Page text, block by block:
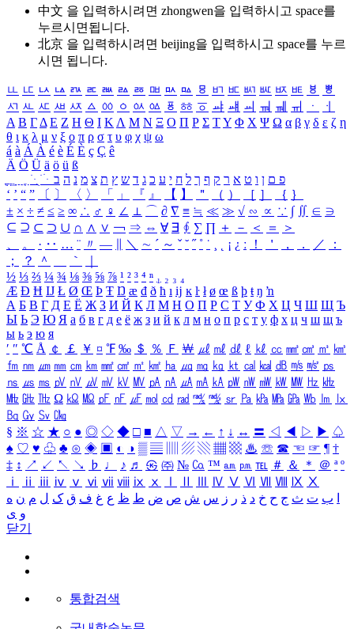
中文 을 입력하시려면 zhongwen을 입력하시고 space를
누르시면됩니다.
北京 을 입력하시려면 beijing을 입력하시고 space를 누르
시면 됩니다.
ㅥ ㅦ ㅧ ㅨ ㅩ ㅪ ㅫ ㅬ ㅭ ㅮ ㅯ ㅰ ㅱ ㅲ ㅳ ㅴ ㅵ ㅶ ㅷ ㅸ
ㅹ
ㅺ ㅻ ㅼ ㅽ ㅾ ㅿ ㆀ ㆁ ㆂ ㆃ ㆄ ㆅ ㆆ ㆇ ㆈ ㆉ ㆊ ㆋ ㆌ ㆍ
ㆎ
Α Β ΓΔ Ε Ζ Η Θ Ι ΚΛ Μ Ν Ξ Ο Π Ρ Σ ΤΥ Φ Χ Ψ Ω α β γ δ ε ζ η
θ ι κ λ μ ν ξ ο π ρ σ τ υ φ χ ψ ω
á à Á À é è É È ç Ç ê
Ä Ö Ü ä ö ü ß
ִֶֹ ֻּ ׁׂ פ ם ן ו ט א ר ק ף ך ל ח י ע כ ג ד ש ץ ת צ מ נ ה ב
‘ ’ “ ” 〔 〕 〈 〉 「 」 『 』 【 】 ＂ （ ） ［ ］ ｛ ｝
± × ÷ ≠ ≤ ≥ ∞ ∴ ♂ ♀ ∠ ⊥ ⌒ ∂ ∇ ≡ ≒ ≪ ≫ √ ∽ ∝ ∵ ∫ ∬ ∈ ∋
⊆ ⊇ ⊂ ⊃ ∪ ∩ ∧ ∨ ￢ ⇒ ⇔ ∀ ∃ ∮ ∑ ∏ ＋ － ＜ ＝
＞
、
。 · ‥ … ¨ 〃 ― ＼ ∼ ´ ～ ˇ ˘ ˝ ˚ ˙ ¸ ¡ ¿ ː ！ ＇ ， ． ／
：
；
？ ＾ ｀
½ ⅓ ⅔ ¼ ¾ ⅛ ⅜ ⅝ ⅞ ¹ ² ³ ⁴ ⁿ ₁ ₂ ₃ ₄
Æ Ð Ħ Ĳ Ł Ø Œ Þ Ŧ Ŋ æ đ ð ħ ı ĳ ĸ ŀ ł ø œ ß þ ŧ ŋ ŉ
А Б В Г Д Е Ё Ж З И Й К Л М Н О П Р С Т У Ф Х Ц Ч Ш Щ Ъ
Ы Ь Э Ю Я а б в г д е ё ж з и й к л м н о п р с т у ф х ц ч ш щ ъ
ы ь э ю я
′ ″ ℃ Å ￠ ￡ ￥ ¤ ℉ ‰ ＄ ％ Ｆ ￦ ㎕ ㎖ ㎗ ℓ ㎘ ㏄ ㎣ ㎤ ㎥ ㎦
㎙ ㎚ ㎛ ㎜ ㎝ ㎞ ㎟ ㎠ ㎡ ㎢ ㏊ ㎍ ㎎ ㎏ ㏏ ㎈ ㎉ ㏈ ㎧ ㎨ ㎰
㎱ ㎲ ㎳ ㎴ ㎵ ㎶ ㎷ ㎸ ㎹ ㎀ ㎁ ㎂ ㎃ ㎄ ㎺ ㎻ ㎽ ㎾ ㎿ ㎐ ㎑
㎒ ㎓ ㎔ Ω ㏀ ㏁ ㎊ ㎋ ㎌ ㏖ ㏅ ㎭ ㎮ ㎯ ㏛ ㎩ ㎪ ㎫ ㎬ ㏝ ㏐
㏓
㏃ ㏉ ㏜ ㏆
§ ※ ☆ ★ ○ ● ◎ ◇ ◆ □ ■ △ ▽ → ← ↑ ↓ ↔ 〓 ◁ ◀ ▷ ▶ ♤
♠ ♡ ♥ ♧ ♣ ⊙ ◈ ▣ ◐ ◑ ▒ ▤ ▨ ▧ ▦ ▩ ♨ ☏ ☎ ☜ ☞ ¶ †
‡ ↕ ↗ ↙ ↖ ↘ ♭ ♩ ♪ ♬ ㉿ ㈜ № ㏇ ™ ㏂ ㏘ ℡ ＃ ＆ ＊ ＠ ª º
ⅰ
ⅱ ⅲ ⅳ ⅴ ⅵ ⅶ ⅷ ⅸ ⅹ Ⅳ Ⅴ Ⅵ Ⅶ Ⅷ Ⅸ Ⅹ
ب ت ث ج ح خ د ذ ر ز س ش ص ض ط ظ ع غ ف ق ک ل م ن ه
و ی
닫기
통합검색